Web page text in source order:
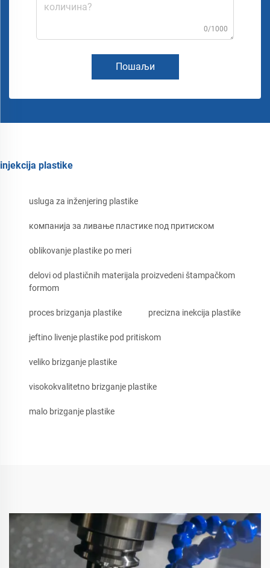
0/1000
Пошаљи
injekcija plastike
usluga za inženjering plastike
компанија за ливање пластике под притиском
oblikovanje plastike po meri
delovi od plastičnih materijala proizvedeni štampačkom
formom
proces brizganja plastike precizna inekcija plastike
jeftino livenje plastike pod pritiskom
veliko brizganje plastike
visokokvalitetno brizganje plastike
malo brizganje plastike